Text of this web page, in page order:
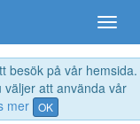
besök på vår hemsida.
att använda vår
mer OK